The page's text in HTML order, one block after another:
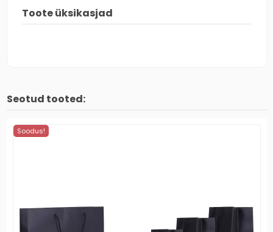
Toote üksikasjad
Seotud tooted:
Soodus!